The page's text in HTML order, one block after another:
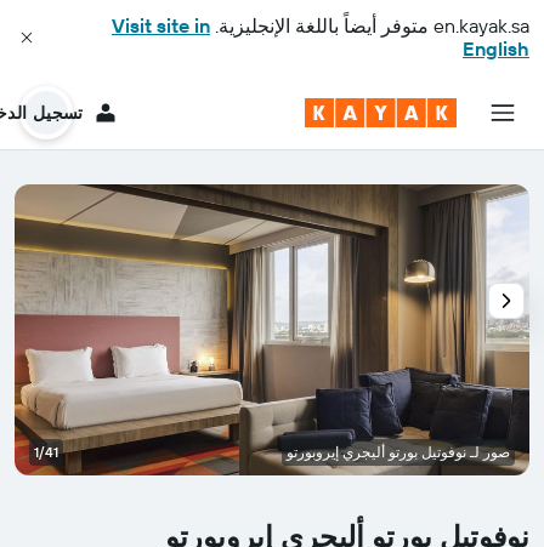
en.kayak.sa متوفر أيضاً باللغة الإنجليزية. Visit site in
English
تسجيل
نوفوتيل بورتو أليجري إيروبورتو
صور لـ نوفوتيل بورتو أليجري إيروبورتو 1/41